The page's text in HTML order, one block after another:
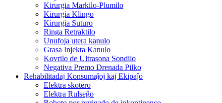
Kirurgia Markilo-Plumilo
Kirurgia Klingo
Kirurgia Suturo
Ringa Retraktilo
Unufoja utera kanulo
Grasa Injekta Kanulo
Kovrilo de Ultrasona Sondilo
Negativa Premo Drenada Pilko
Rehabilitadaj Konsumaĵoj kaj Ekipaĵo
Elektra skotero
Elektra Rulseĝo